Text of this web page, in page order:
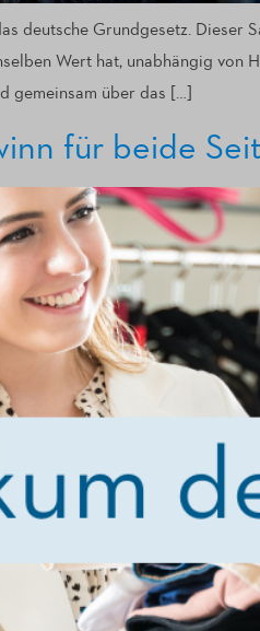
deutsche Grundgesetz.
Wert hat, unabhängig
gemeinsam über das […]
für beide